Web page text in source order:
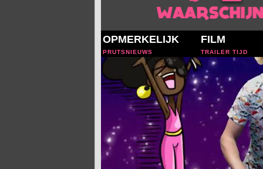
OPMERKELIJK
PRUTSNIEUWS
FILM
TRAILER TIJD